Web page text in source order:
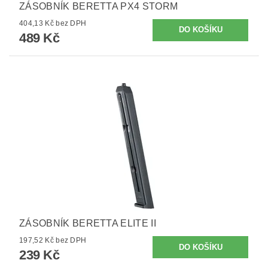
ZÁSOBNÍK BERETTA PX4 STORM
404,13 Kč bez DPH
489 Kč
ZÁSOBNÍK BERETTA ELITE II
197,52 Kč bez DPH
239 Kč